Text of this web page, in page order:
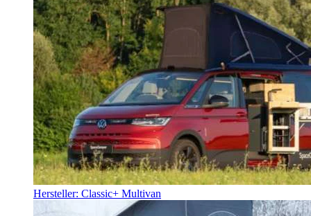
Hersteller: Classic+ Multivan